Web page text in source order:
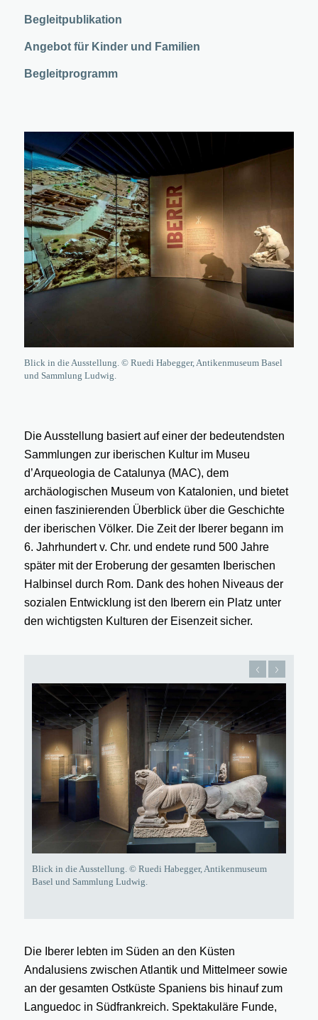
Begleitpublikation
Angebot für Kinder und Familien
Begleitprogramm
Blick in die Ausstellung. © Ruedi Habegger, Antikenmuseum Basel
und Sammlung Ludwig.
Die Ausstellung basiert auf einer der bedeutendsten
Sammlungen zur iberischen Kultur im Museu
d’Arqueologia de Catalunya (MAC), dem
archäologischen Museum von Katalonien, und bietet
einen faszinierenden Überblick über die Geschichte
der iberischen Völker. Die Zeit der Iberer begann im
6. Jahrhundert v. Chr. und endete rund 500 Jahre
später mit der Eroberung der gesamten Iberischen
Halbinsel durch Rom. Dank des hohen Niveaus der
sozialen Entwicklung ist den Iberern ein Platz unter
den wichtigsten Kulturen der Eisenzeit sicher.
Blick in die Ausstellung. © Ruedi Habegger, Antikenmuseum
Basel und Sammlung Ludwig.
Die Iberer lebten im Süden an den Küsten
Andalusiens zwischen Atlantik und Mittelmeer sowie
an der gesamten Ostküste Spaniens bis hinauf zum
Languedoc in Südfrankreich. Spektakuläre Funde,